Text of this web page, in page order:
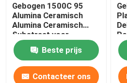
Gebogen 1500C 95
Alumina Ceramisch
Alumina Ceramisch
Substraat voor
IsolatieHittebestendigheid
Beste prijs
Contacteer ons